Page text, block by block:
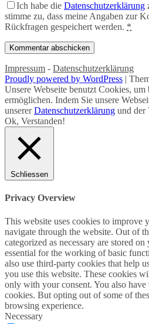
Ich habe die Datenschutzerklärung
stimme zu, dass meine Angaben zur
Rückfragen gespeichert werden. *
Impressum - Datenschutzerklärung
Proudly powered by WordPress |
Unsere Webseite benutzt Cookies,
ermöglichen. Indem Sie unsere
unsererDatenschutzerklärung und der
Ok, Verstanden!
Schliessen
Privacy Overview
This website uses cookies to improve
navigate through the website. Out of
categorized as necessary are stored
essential for the working of basic
also use third-party cookies that help
you use this website. These cookies
only with your consent. You also
cookies. But opting out of some of
browsing experience.
Necessary